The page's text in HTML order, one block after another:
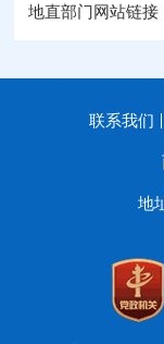
地直部门网站链接
联系我们
地